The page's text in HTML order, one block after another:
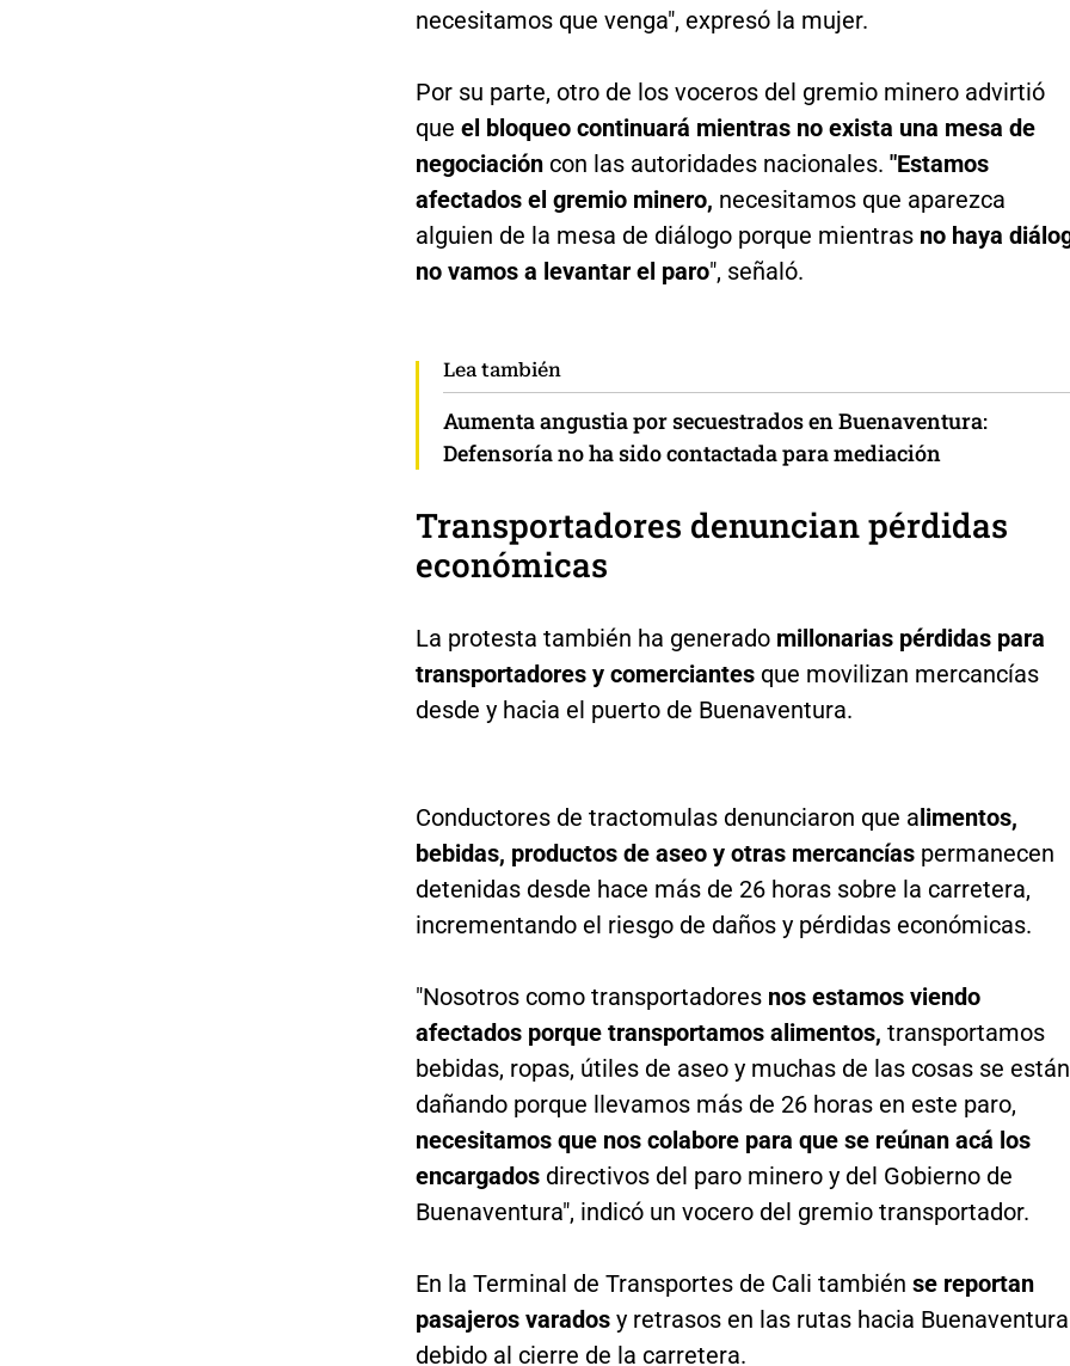
necesitamos que venga", expresó la mujer.
Por su parte, otro de los voceros del gremio minero advirtió
que el bloqueo continuará mientras no exista una mesa de
negociación con las autoridades nacionales. "Estamos
afectados el gremio minero, necesitamos que aparezca
alguien de la mesa de diálogo porque mientras no haya
no vamos a levantar el paro", señaló.
Lea también
Aumenta angustia por secuestrados en Buenaventura:
Defensoría no ha sido contactada para mediación
Transportadores denuncian pérdidas
económicas
La protesta también ha generado millonarias pérdidas para
transportadores y comerciantesque movilizan mercancías
desde y hacia el puerto de Buenaventura.
Conductores de tractomulas denunciaron que alimentos,
bebidas, productos de aseo y otras mercancías permanecen
detenidas desde hace más de 26 horas sobre la carretera,
incrementando el riesgo de daños y pérdidas económicas.
"Nosotros como transportadores nos estamos viendo
afectados porque transportamos alimentos, transportamos
bebidas, ropas, útiles de aseo y muchas de las cosas se están
dañando porque llevamos más de 26 horas en este paro,
necesitamos que nos colabore para que se reúnan acá los
encargados directivos del paro minero y del Gobierno de
Buenaventura", indicó un vocero del gremio transportador.
En la Terminal de Transportes de Cali también se reportan
pasajeros varadosy retrasos en las rutas hacia Buenaventura
debido al cierre de la carretera.